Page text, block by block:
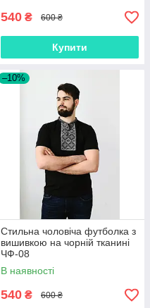
540 ₴ 600 ₴
Купити
–10%
Стильна чоловіча футболка з
вишивкою на чорній тканині
ЧФ-08
В наявності
540 ₴ 600 ₴